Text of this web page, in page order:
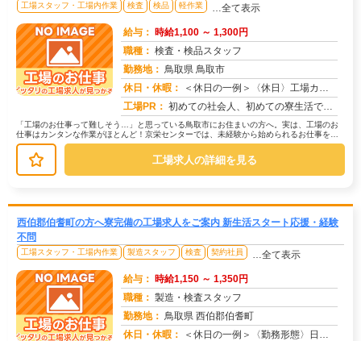
工場スタッフ・工場内作業 検査 検品 軽作業 …全て表示
給与： 時給1,100 ～ 1,300円
職種： 検査・検品スタッフ
勤務地： 鳥取県 鳥取市
休日・休暇：
＜休日の一例＞〈休日〉工場カレンダーによる★年間休日120日以上のお仕事もあり（配属先による）★有給休暇あり※配属...
工場PR： 初めての社会人、初めての寮生活でも安心！☆家具付き寮で初期費用0円！テレビ、エアコン、冷蔵庫など生活に必要な家電が...
「工場のお仕事って難しそう…」と思っている鳥取市にお住まいの方へ。実は、工場のお
仕事はカンタンな作業がほとんど！京栄センターでは、未経験から始められるお仕事を多
数ご紹介しています。たとえばこんな...
工場求人の詳細を見る
西伯郡伯耆町の方へ寮完備の工場求人をご案内 新生活スタート応援・経験
不問
工場スタッフ・工場内作業 製造スタッフ 検査 契約社員 …全て表示
給与： 時給1,150 ～ 1,350円
職種： 製造・検査スタッフ
勤務地： 鳥取県 西伯郡伯耆町
休日・休暇：
＜休日の一例＞〈勤務形態〉日勤〈休日〉土日★ＧＷ・夏季・冬季・年末年始休暇あり★有給休暇あり※配属先により休日・勤...